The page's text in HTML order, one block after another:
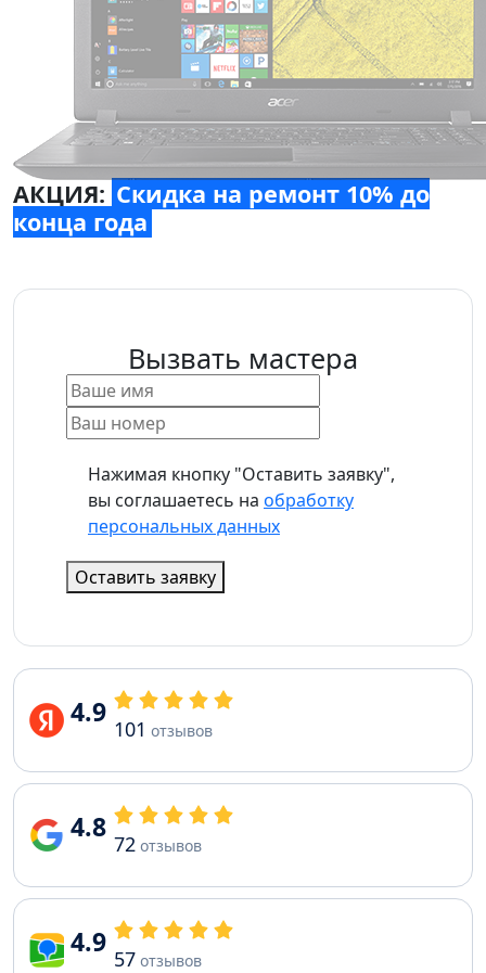
АКЦИЯ: Скидка на ремонт 10% до
конца года
Вызвать мастера
Нажимая кнопку "Оставить заявку",
вы соглашаетесь на обработку
персональных данных
Оставить заявку
4.9 101 отзывов
4.8 72 отзывов
4.9 57 отзывов